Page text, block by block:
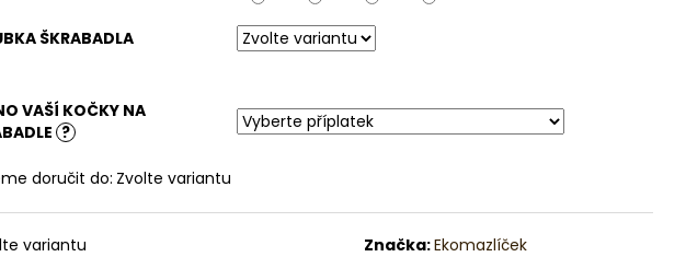
ŠKRABADLA
VAŠÍ KOČKY NA
?
doručit do: Zvolte variantu
variantu Značka:Ekomazlíček